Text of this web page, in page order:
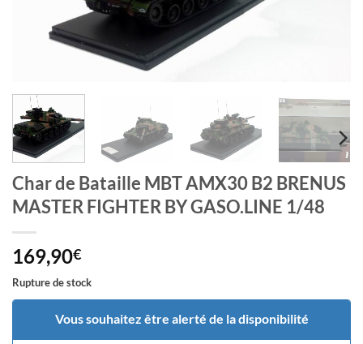
Char de Bataille MBT AMX30 B2 BRENUS
MASTER FIGHTER BY GASO.LINE 1/48
169,90€
Rupture de stock
Vous souhaitez être alerté de la disponibilité